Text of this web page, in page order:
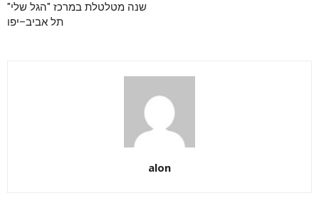
שנה מטלטלת במרכז "הגל שלי"
תל אביב–יפו
alon